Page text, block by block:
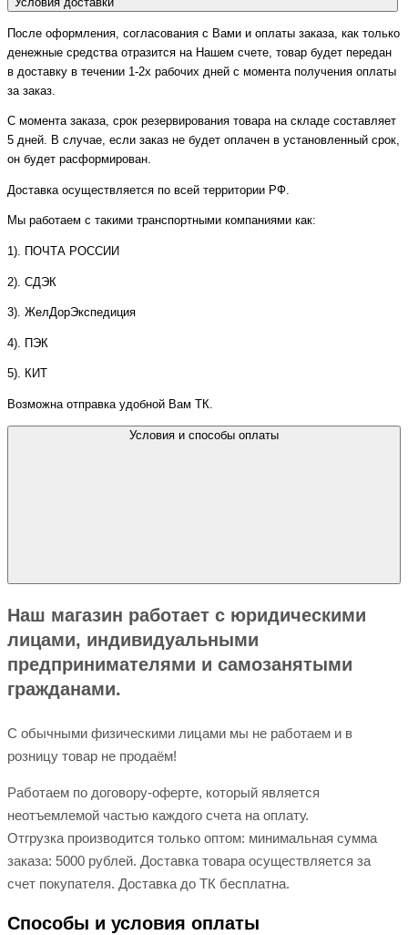
После оформления, согласования с Вами и оплаты заказа, как только
денежные средства отразится на Нашем счете, товар будет передан
в доставку в течении 1-2х рабочих дней с момента получения оплаты
за заказ.
С момента заказа, срок резервирования товара на складе составляет
5 дней. В случае, если заказ не будет оплачен в установленный срок,
он будет расформирован.
Доставка осуществляется по всей территории РФ.
Мы работаем с такими транспортными компаниями как:
1). ПОЧТА РОССИИ
2). СДЭК
3). ЖелДорЭкспедиция
4). ПЭК
5). КИТ
Возможна отправка удобной Вам ТК.
Условия и способы оплаты
Наш магазин работает с юридическими
лицами, индивидуальными
предпринимателями и самозанятыми
гражданами.
С обычными физическими лицами мы не работаем и в
розницу товар не продаём!
Работаем по договору-оферте, который является
неотъемлемой частью каждого счета на оплату.
Отгрузка производится только оптом: минимальная сумма
заказа: 5000 рублей. Доставка товара осуществляется за
счет покупателя. Доставка до ТК бесплатна.
Способы и условия оплаты